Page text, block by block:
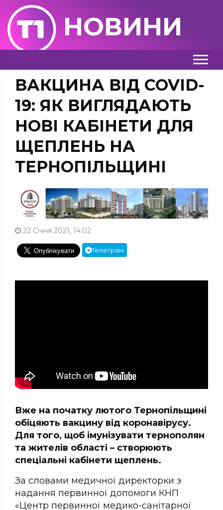
НОВИНИ
ВАКЦИНА ВІД COVID-
19: ЯК ВИГЛЯДАЮТЬ
НОВІ КАБІНЕТИ ДЛЯ
ЩЕПЛЕНЬ НА
ТЕРНОПІЛЬЩИНІ
22 Січня 2021, 14:02
Телеграм
Вже на початку лютого Тернопільщині
обіцяють вакцину від коронавірусу.
Для того, щоб імунізувати тернополян
та жителів області – створюють
спеціальні кабінети щеплень.
За словами медичної директорки з
надання первинної допомоги КНП
«Центр первинної медико-санітарної